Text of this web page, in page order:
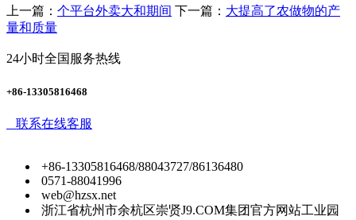
上一篇： 个平台外卖大和期间 下一篇： 大提高了农做物的产
量和质量
24小时全国服务热线
+86-13305816468
联系在线客服
+86-13305816468/88043727/86136480
0571-88041996
web@hzsx.net
浙江省杭州市余杭区崇贤J9.COM集团官方网站工业园